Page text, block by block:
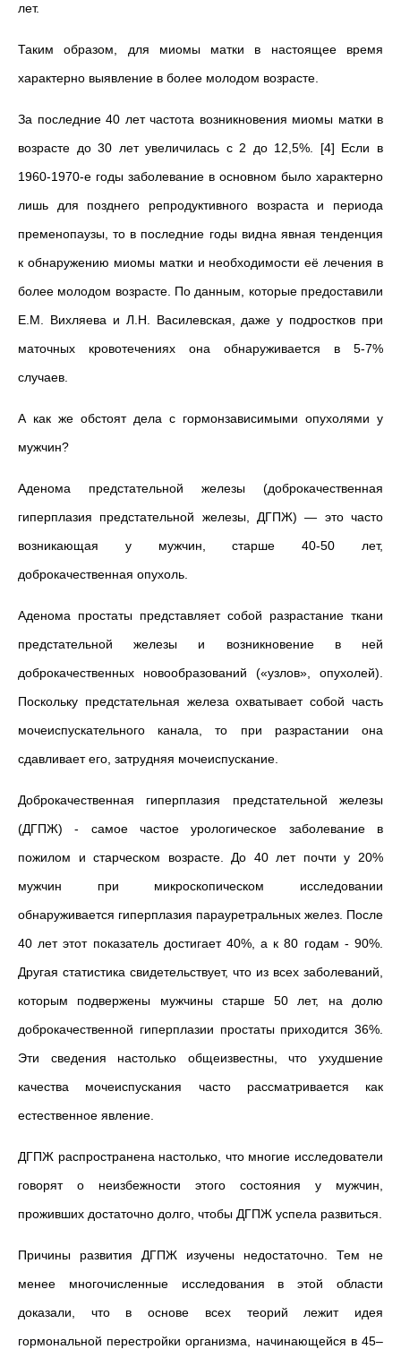
лет.
Таким образом, для миомы матки в настоящее время
характерно выявление в более молодом возрасте.
За последние 40 лет частота возникновения миомы матки в
возрасте до 30 лет увеличилась с 2 до 12,5%. [4] Если в
1960-1970-е годы заболевание в основном было характерно
лишь для позднего репродуктивного возраста и периода
пременопаузы, то в последние годы видна явная тенденция
к обнаружению миомы матки и необходимости её лечения в
более молодом возрасте. По данным, которые предоставили
Е.М. Вихляева и Л.Н. Василевская, даже у подростков при
маточных кровотечениях она обнаруживается в 5-7%
случаев.
А как же обстоят дела с гормонзависимыми опухолями у
мужчин?
Аденома предстательной железы (доброкачественная
гиперплазия предстательной железы, ДГПЖ) — это часто
возникающая у мужчин, старше 40-50 лет,
доброкачественная опухоль.
Аденома простаты представляет собой разрастание ткани
предстательной железы и возникновение в ней
доброкачественных новообразований («узлов», опухолей).
Поскольку предстательная железа охватывает собой часть
мочеиспускательного канала, то при разрастании она
сдавливает его, затрудняя мочеиспускание.
Доброкачественная гиперплазия предстательной железы
(ДГПЖ) - самое частое урологическое заболевание в
пожилом и старческом возрасте. До 40 лет почти у 20%
мужчин при микроскопическом исследовании
обнаруживается гиперплазия парауретральных желез. После
40 лет этот показатель достигает 40%, а к 80 годам - 90%.
Другая статистика свидетельствует, что из всех заболеваний,
которым подвержены мужчины старше 50 лет, на долю
доброкачественной гиперплазии простаты приходится 36%.
Эти сведения настолько общеизвестны, что ухудшение
качества мочеиспускания часто рассматривается как
естественное явление.
ДГПЖ распространена настолько, что многие исследователи
говорят о неизбежности этого состояния у мужчин,
проживших достаточно долго, чтобы ДГПЖ успела развиться.
Причины развития ДГПЖ изучены недостаточно. Тем не
менее многочисленные исследования в этой области
доказали, что в основе всех теорий лежит идея
гормональной перестройки организма, начинающейся в 45–